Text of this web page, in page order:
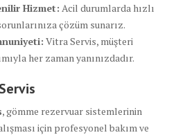
Hizmet: Acil durumlarda hızlı
çözüm sunarız.
Vitra Servis, müşteri
her zaman yanınızdadır.
, gömme rezervuar sistemlerinin
için profesyonel bakım ve